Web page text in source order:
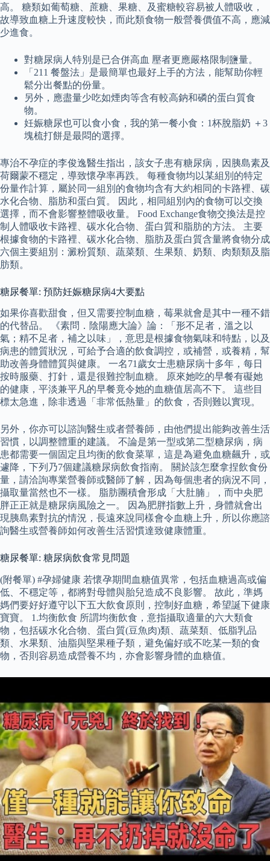
高。 糖類如葡萄糖、蔗糖、果糖、及蜜糖較容易被人體吸收，
故導致血糖上升速度較快，而此類食物一般營養價值不高，應減
少進食。
對糖尿病人特別是已合併高血 壓者更應嚴格限制鹽量。
「211 餐盤法」是最簡單也最好上手的方法，能幫助你輕
鬆分出餐點的份量。
另外，應盡量少吃如煙肉等含有較高鈉和磷的蛋白質食
物。
妊娠糖尿也可以食小食，我的第一餐小食：1杯脫脂奶 ＋3
塊梳打餅是最悶的選擇。
專治不孕症的李俊逸醫生指出，該女子患有糖尿病，因胰島素及
荷爾蒙不穩定，導致懷孕率再跌。 每種食物均以某組別的特定
份量作計算，屬於同一組別的食物均含有大約相同的卡路裡、碳
水化合物、脂肪和蛋白質。 因此，相同組別內的食物可以交換
選擇，而不會影響整體吸收量。 Food Exchange食物交換法是控
制人體吸收卡路裡、碳水化合物、蛋白質和脂肪的方法。 主要
根據食物的卡路裡、碳水化合物、脂肪及蛋白質含量將食物分成
六個主要組別：澱粉質類、蔬菜類、生果類、奶類、肉類類及脂
肪類。
糖尿餐單: 預防妊娠糖尿病4大要點
如果你喜歡甜食，但又需要控制血糖，莓果就會是其中一種不錯
的代替品。 《素問．陰陽應大論》論：「形不足者，溫之以
氣；精不足者，補之以味」，意思是根據食物氣味和特點，以及
病患的體質狀況，可給予合適的飲食調控，或補營，或養精，幫
助改善身體體質與健康。 一名71歲女士患糖尿病十多年，每日
按時服藥、打針，還是很難控制血糖。 原來她吃的早餐有礙她
的健康，平淡兼平凡的早餐竟令她的血糖值居高不下。 這些目
標太急進，除非透過「非常低熱量」的飲食，否則難以實現。
另外，你亦可以諮詢醫生或者營養師，由他們提出能夠改善生活
習慣，以調整體重的建議。 不論是第一型或第二型糖尿病，病
患都需要一個固定且均衡的飲食菜單，這是為避免血糖飆升，或
遽降，下列乃7個建議糖尿病飲食指南。 關於該怎麼拿捏飲食份
量，請洽詢專業營養師或醫師了解，因為每個患者的病況不同，
攝取量當然也不一樣。 脂肪團積會形成「大肚腩」，而中央肥
胖正正就是糖尿病風險之一。 因為肥胖指數上升，身體就會出
現胰島素對抗的情況，長遠來說同樣會令血糖上升，所以你應諮
詢醫生或營養師如何改善生活習慣達致健康體重。
糖尿餐單: 糖尿病飲食常見問題
(附餐單) #孕婦健康 若懷孕期間血糖值異常，包括血糖過高或偏
低、不穩定等，都將對母體與胎兒造成不良影響。 故此，準媽
媽們要好好遵守以下五大飲食原則，控制好血糖，希望誕下健康
寶寶。 1.均衡飲食 所謂均衡飲食，意指攝取適量的六大類食
物，包括碳水化合物、蛋白質(豆魚肉)類、蔬菜類、低脂乳品
類、水果類、油脂與堅果種子類，避免偏好或不吃某一類的食
物，否則容易造成營養不均，亦會影響身體的血糖值。